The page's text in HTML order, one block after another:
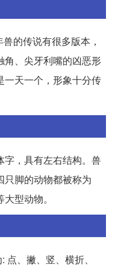
的传说有很多版本，
角、尖牙利嘴的凶恶形
一天一个，形象十分传
字，具有左右结构。兽
只脚的动物都被称为
型动物。
点、撇、竖、横折、